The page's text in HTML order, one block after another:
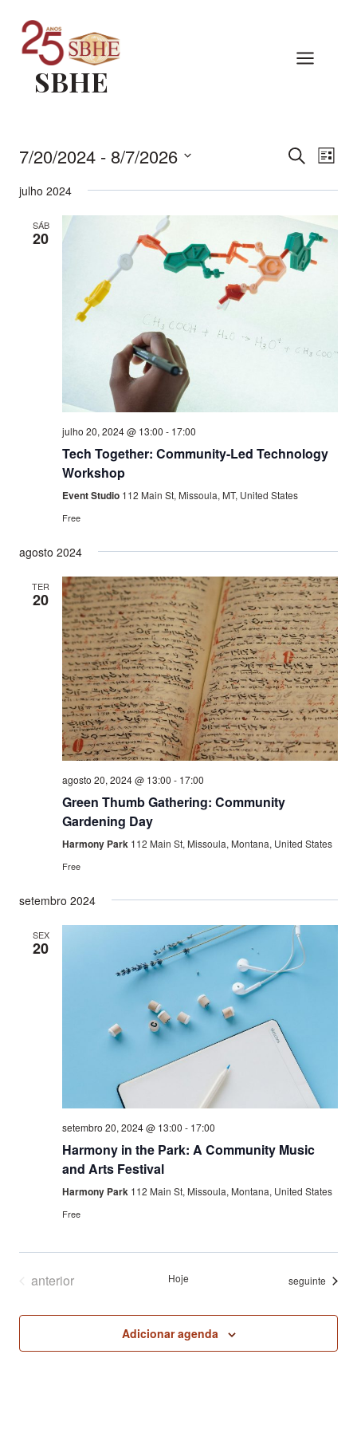
para
ConteúdoSBHE
e
de
de
Procurar
do
Lista
7/20/2024 - 8/7/2026
a
data.
julho 2024
SÁB
20
julho 20, 2024 @ 13:00 - 17:00
Tech Together: Community-Led Technology
Workshop
Event Studio 112 Main St, Missoula, MT, United States
Free
agosto 2024
TER
20
agosto 20, 2024 @ 13:00 - 17:00
Green Thumb Gathering: Community
Gardening Day
Harmony Park 112 Main St, Missoula, Montana, United States
Free
setembro 2024
SEX
20
setembro 20, 2024 @ 13:00 - 17:00
Harmony in the Park: A Community Music
and Arts Festival
Harmony Park 112 Main St, Missoula, Montana, United States
Free
Eventos
anterior Hoje Eventos
seguinte
Adicionar agenda